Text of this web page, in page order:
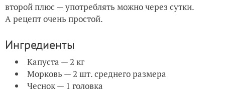
второй плюс — употреблять можно через сутки.
А рецепт очень простой.
Ингредиенты
Капуста — 2 кг
Морковь — 2 шт. среднего размера
Чеснок — 1 головка